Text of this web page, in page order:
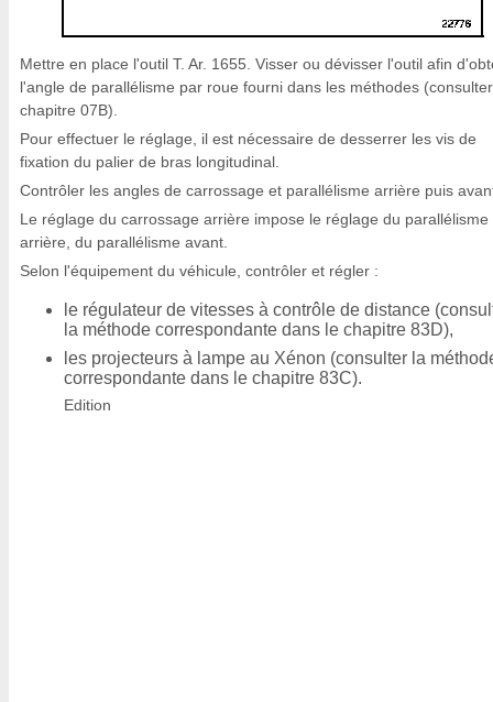
Mettre en place l'outil T. Ar. 1655. Visser ou dévisser l'outil afin
l'angle de parallélisme par roue fourni dans les méthodes
chapitre 07B).
Pour effectuer le réglage, il est nécessaire de desserrer les vis de
fixation du palier de bras longitudinal.
Contrôler les angles de carrossage et parallélisme arrière puis
Le réglage du carrossage arrière impose le réglage du parallélisme
arrière, du parallélisme avant.
Selon l'équipement du véhicule, contrôler et régler :
le régulateur de vitesses à contrôle de distance
la méthode correspondante dans le chapitre 83D),
les projecteurs à lampe au Xénon (consulter la
correspondante dans le chapitre 83C).
Edition